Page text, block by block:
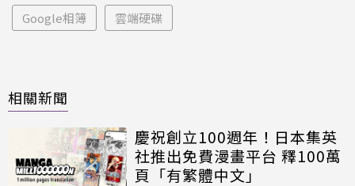
Google相簿 雲端硬碟
相關新聞
慶祝創立100週年！日本集英
社推出免費漫畫平台 釋100萬
頁「有繁體中文」